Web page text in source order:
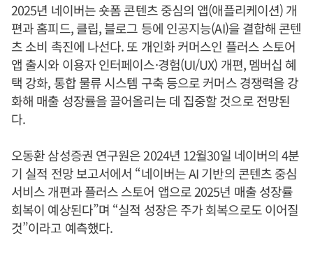
2025년 네이버는 숏폼 콘텐츠 중심의 앱(애플리케이션) 개
편과 홈피드, 클립, 블로그 등에 인공지능(AI)을 결합해 콘텐
츠 소비 촉진에 나선다. 또 개인화 커머스인 플러스 스토어
앱 출시와 이용자 인터페이스·경험(UI/UX) 개편, 멤버십 혜
택 강화, 통합 물류 시스템 구축 등으로 커머스 경쟁력을 강
화해 매출 성장률을 끌어올리는 데 집중할 것으로 전망된
다.
오동환 삼성증권 연구원은 2024년 12월30일 네이버의 4분
기 실적 전망 보고서에서 “네이버는 AI 기반의 콘텐츠 중심
서비스 개편과 플러스 스토어 앱으로 2025년 매출 성장률
회복이 예상된다”며 “실적 성장은 주가 회복으로도 이어질
것”이라고 예측했다.